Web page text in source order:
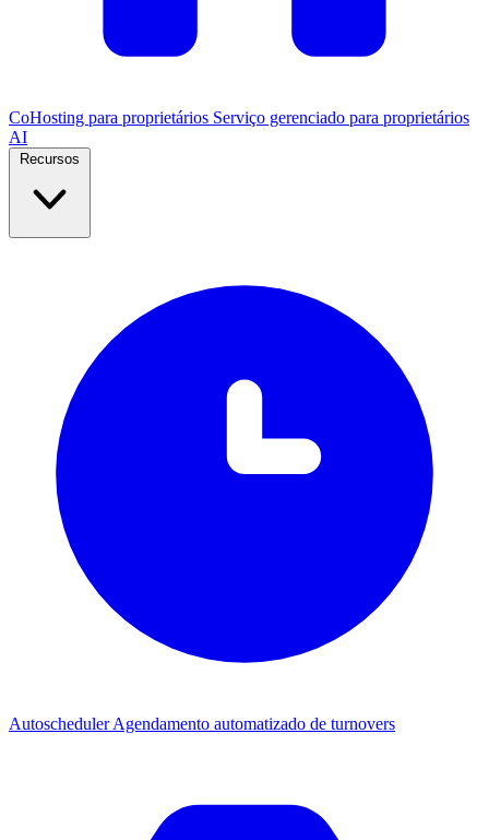
CoHosting para proprietários Serviço gerenciado para proprietários
AI
AutoschedulerAgendamento automatizado de turnovers